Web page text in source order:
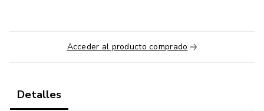
Acceder al producto comprado
Detalles